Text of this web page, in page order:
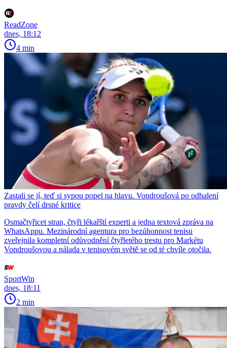
ReadZone
dnes, 18:12
4 min
Zastali se jí, teď si sypou popel na hlavu. Vondroušová po odhalení
pravdy čelí drsné kritice
Osmačtyřicet stran, čtyři lékařští experti a jedna textová zpráva na
WhatsAppu. Mezinárodní agentura pro bezúhonnost tenisu
zveřejnila kompletní odůvodnění čtyřletého trestu pro Markétu
Vondroušovou a nálada v tenisovém světě se od té chvíle otočila.
SportWin
dnes, 18:11
2 min